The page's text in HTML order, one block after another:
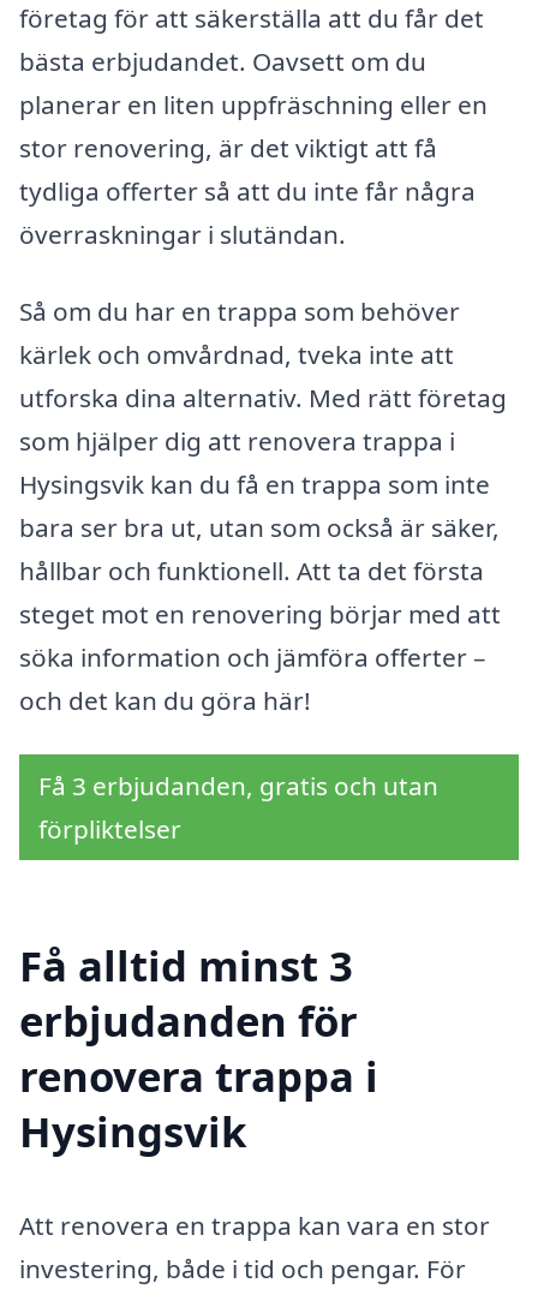
företag för att säkerställa att du får det
bästa erbjudandet. Oavsett om du
planerar en liten uppfräschning eller en
stor renovering, är det viktigt att få
tydliga offerter så att du inte får några
överraskningar i slutändan.
Så om du har en trappa som behöver
kärlek och omvårdnad, tveka inte att
utforska dina alternativ. Med rätt företag
som hjälper dig att renovera trappa i
Hysingsvik kan du få en trappa som inte
bara ser bra ut, utan som också är säker,
hållbar och funktionell. Att ta det första
steget mot en renovering börjar med att
söka information och jämföra offerter –
och det kan du göra här!
Få 3 erbjudanden, gratis och utan
förpliktelser
Få alltid minst 3
erbjudanden för
renovera trappa i
Hysingsvik
Att renovera en trappa kan vara en stor
investering, både i tid och pengar. För